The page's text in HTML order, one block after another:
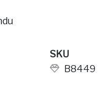
SKU
B8449